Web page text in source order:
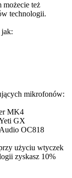
możecie też
technologii.
mikrofonów:
MK4
GX
OC818
użyciu wtyczek
zyskasz 10%